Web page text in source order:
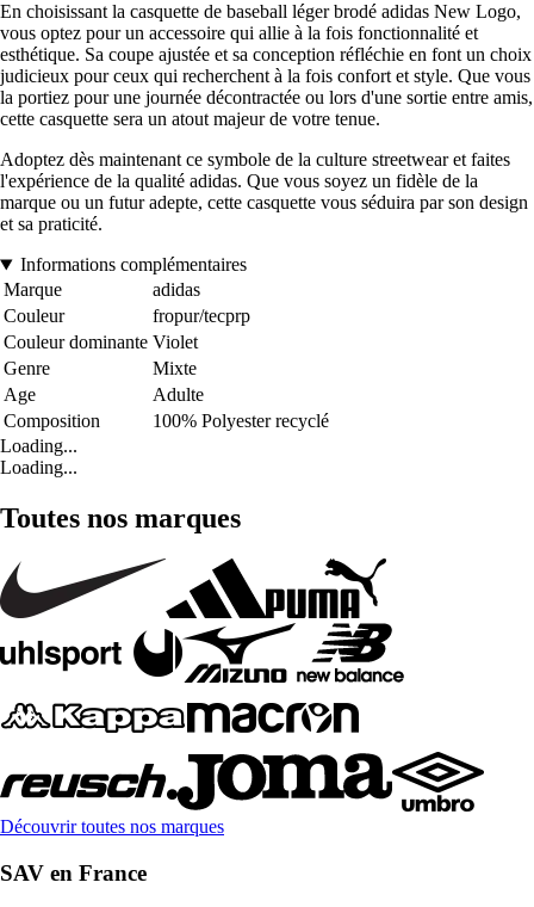
En choisissant la casquette de baseball léger brodé adidas New Logo,
vous optez pour un accessoire qui allie à la fois fonctionnalité et
esthétique. Sa coupe ajustée et sa conception réfléchie en font un choix
judicieux pour ceux qui recherchent à la fois confort et style. Que vous
la portiez pour une journée décontractée ou lors d'une sortie entre amis,
cette casquette sera un atout majeur de votre tenue.
Adoptez dès maintenant ce symbole de la culture streetwear et faites
l'expérience de la qualité adidas. Que vous soyez un fidèle de la
marque ou un futur adepte, cette casquette vous séduira par son design
et sa praticité.
Informations complémentaires
Marque
adidas
Couleur
fropur/tecprp
Couleur dominante Violet
Genre
Mixte
Age
Adulte
Composition
100% Polyester recyclé
Loading...
Loading...
Toutes nos marques
Découvrir toutes nos marques
SAV en France